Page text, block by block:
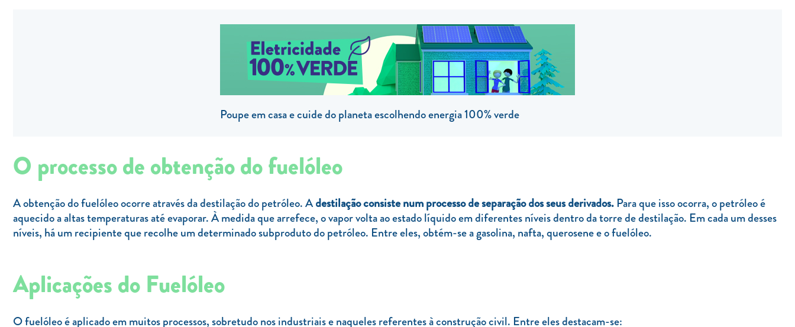
Poupe em casa e cuide do planeta escolhendo energia 100% verde
O processo de obtenção do fuelóleo
A obtenção do fuelóleo ocorre através da destilação do petróleo. Adestilação consiste num processo de separação dos seus derivados. Para que isso ocorra, o petróleo é
aquecido a altas temperaturas até evaporar. À medida que arrefece, o vapor volta ao estado líquido em diferentes níveis dentro da torre de destilação. Em cada um desses
níveis, há um recipiente que recolhe um determinado subproduto do petróleo. Entre eles, obtém-se a gasolina, nafta, querosene e o fuelóleo.
Aplicações do Fuelóleo
O fuelóleo é aplicado em muitos processos, sobretudo nos industriais e naqueles referentes à construção civil. Entre eles destacam-se: